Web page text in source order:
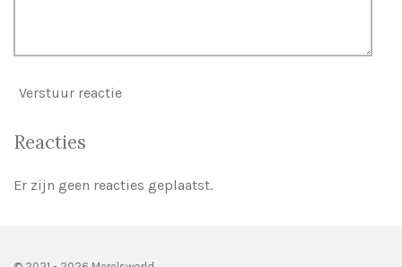
Verstuur reactie
Reacties
Er zijn geen reacties geplaatst.